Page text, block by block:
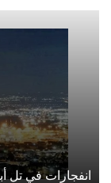
انفجارات في تل